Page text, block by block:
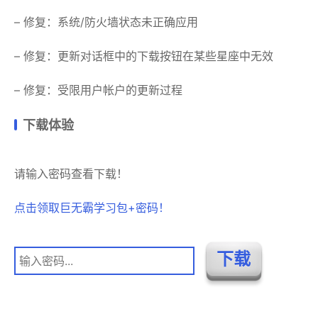
– 修复：系统/防火墙状态未正确应用
– 修复：更新对话框中的下载按钮在某些星座中无效
– 修复：受限用户帐户的更新过程
下载体验
请输入密码查看下载！
点击领取巨无霸学习包+密码！